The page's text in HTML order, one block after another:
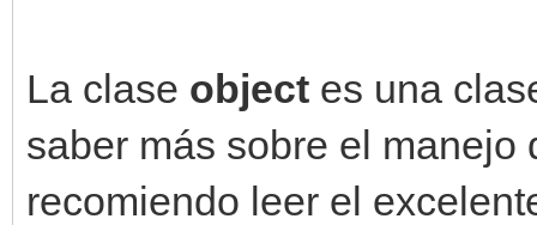
La clase object es una
saber más sobre el manejo
recomiendo leer el